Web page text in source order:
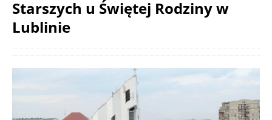
Starszych u Świętej Rodziny w
Lublinie